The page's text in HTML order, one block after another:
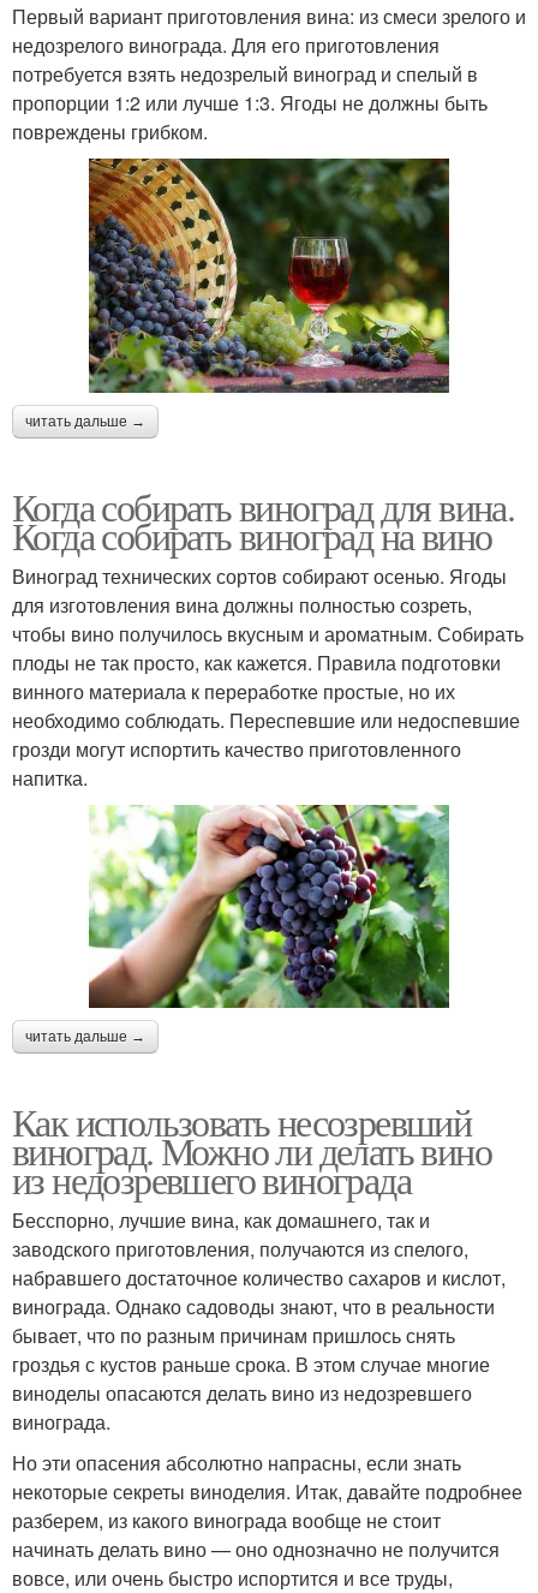
Первый вариант приготовления вина: из смеси зрелого и
недозрелого винограда. Для его приготовления
потребуется взять недозрелый виноград и спелый в
пропорции 1:2 или лучше 1:3. Ягоды не должны быть
повреждены грибком.
читать дальше →
Когда собирать виноград для вина.
Когда собирать виноград на вино
Виноград технических сортов собирают осенью. Ягоды
для изготовления вина должны полностью созреть,
чтобы вино получилось вкусным и ароматным. Собирать
плоды не так просто, как кажется. Правила подготовки
винного материала к переработке простые, но их
необходимо соблюдать. Переспевшие или недоспевшие
грозди могут испортить качество приготовленного
напитка.
читать дальше →
Как использовать несозревший
виноград. Можно ли делать вино
из недозревшего винограда
Бесспорно, лучшие вина, как домашнего, так и
заводского приготовления, получаются из спелого,
набравшего достаточное количество сахаров и кислот,
винограда. Однако садоводы знают, что в реальности
бывает, что по разным причинам пришлось снять
гроздья с кустов раньше срока. В этом случае многие
виноделы опасаются делать вино из недозревшего
винограда.
Но эти опасения абсолютно напрасны, если знать
некоторые секреты виноделия. Итак, давайте подробнее
разберем, из какого винограда вообще не стоит
начинать делать вино — оно однозначно не получится
вовсе, или очень быстро испортится и все труды,